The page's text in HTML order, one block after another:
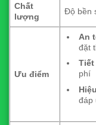
Chất
lượng
Độ bền
Ưu điểm
An
đặt
Tiết
phí
đáp